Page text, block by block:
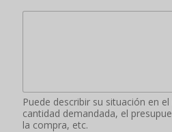
Puede describir su situación en
cantidad demandada, el
la compra, etc.